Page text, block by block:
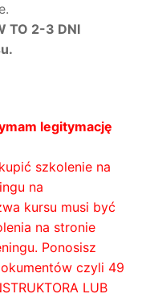
TO 2-3 DNI
legitymację
szkolenie na
na
kursu musi być
na stronie
Ponosisz
czyli 49
LUB